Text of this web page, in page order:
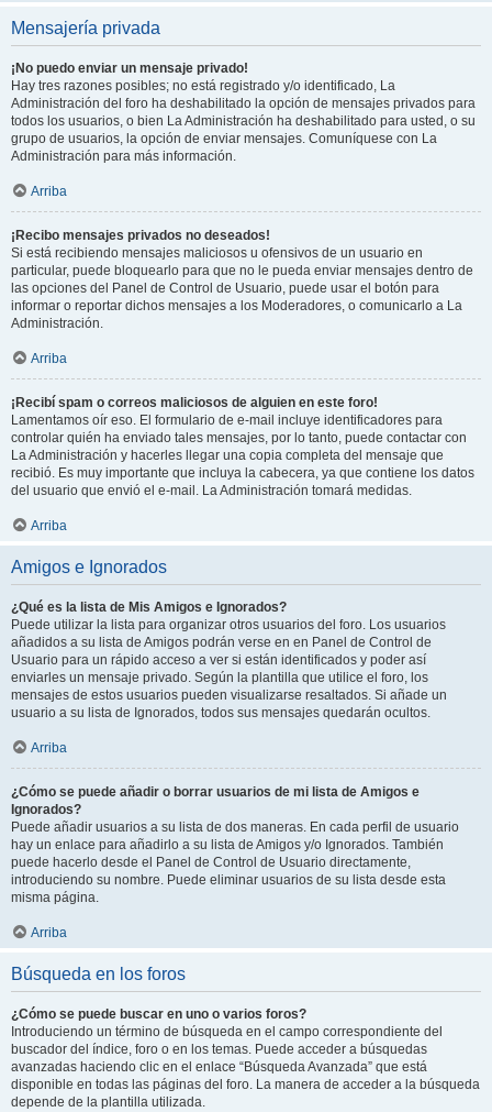
Mensajería privada
¡No puedo enviar un mensaje privado!
Hay tres razones posibles; no está registrado y/o identificado, La
Administración del foro ha deshabilitado la opción de mensajes privados para
todos los usuarios, o bien La Administración ha deshabilitado para usted, o su
grupo de usuarios, la opción de enviar mensajes. Comuníquese con La
Administración para más información.
Arriba
¡Recibo mensajes privados no deseados!
Si está recibiendo mensajes maliciosos u ofensivos de un usuario en
particular, puede bloquearlo para que no le pueda enviar mensajes dentro de
las opciones del Panel de Control de Usuario, puede usar el botón para
informar o reportar dichos mensajes a los Moderadores, o comunicarlo a La
Administración.
Arriba
¡Recibí spam o correos maliciosos de alguien en este foro!
Lamentamos oír eso. El formulario de e-mail incluye identificadores para
controlar quién ha enviado tales mensajes, por lo tanto, puede contactar con
La Administración y hacerles llegar una copia completa del mensaje que
recibió. Es muy importante que incluya la cabecera, ya que contiene los datos
del usuario que envió el e-mail. La Administración tomará medidas.
Arriba
Amigos e Ignorados
¿Qué es la lista de Mis Amigos e Ignorados?
Puede utilizar la lista para organizar otros usuarios del foro. Los usuarios
añadidos a su lista de Amigos podrán verse en en Panel de Control de
Usuario para un rápido acceso a ver si están identificados y poder así
enviarles un mensaje privado. Según la plantilla que utilice el foro, los
mensajes de estos usuarios pueden visualizarse resaltados. Si añade un
usuario a su lista de Ignorados, todos sus mensajes quedarán ocultos.
Arriba
¿Cómo se puede añadir o borrar usuarios de mi lista de Amigos e
Ignorados?
Puede añadir usuarios a su lista de dos maneras. En cada perfil de usuario
hay un enlace para añadirlo a su lista de Amigos y/o Ignorados. También
puede hacerlo desde el Panel de Control de Usuario directamente,
introduciendo su nombre. Puede eliminar usuarios de su lista desde esta
misma página.
Arriba
Búsqueda en los foros
¿Cómo se puede buscar en uno o varios foros?
Introduciendo un término de búsqueda en el campo correspondiente del
buscador del índice, foro o en los temas. Puede acceder a búsquedas
avanzadas haciendo clic en el enlace “Búsqueda Avanzada” que está
disponible en todas las páginas del foro. La manera de acceder a la búsqueda
depende de la plantilla utilizada.